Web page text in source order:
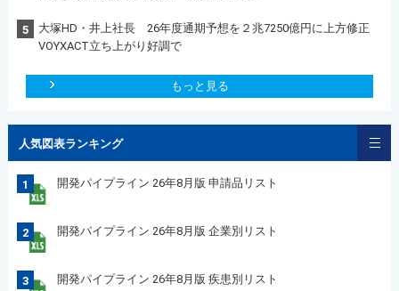
5
大塚HD・井上社長 26年度通期予想を２兆7250億円に上方修正
VOYXACT立ち上がり好調で
もっと見る
人気図表ランキング
1 開発パイプライン 26年8月版 申請品リスト
2 開発パイプライン 26年8月版 企業別リスト
3 開発パイプライン 26年8月版 疾患別リスト